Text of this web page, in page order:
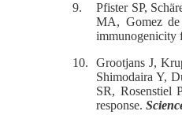
9.
Pfister SP,
MA, Gomez
immunogenicity
10.
Grootjans J,
Shimodaira Y,
SR, Rosenstiel
response.